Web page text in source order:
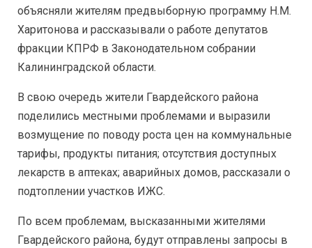
объясняли жителям предвыборную программу Н.М.
Харитонова и рассказывали о работе депутатов
фракции КПРФ в Законодательном собрании
Калининградской области.
В свою очередь жители Гвардейского района
поделились местными проблемами и выразили
возмущение по поводу роста цен на коммунальные
тарифы, продукты питания; отсутствия доступных
лекарств в аптеках; аварийных домов, рассказали о
подтоплении участков ИЖС.
По всем проблемам, высказанными жителями
Гвардейского района, будут отправлены запросы в